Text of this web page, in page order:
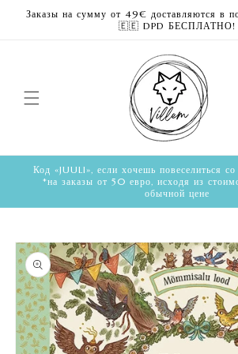
кЗаказы на сумму от 49€ доставляются в
🇪🇪 DPD БЕСПЛАТНО!
Код «JUULI», если хочешь повеселиться
*на заказы от 50 евро, исходя из
обычной цене
о продукте